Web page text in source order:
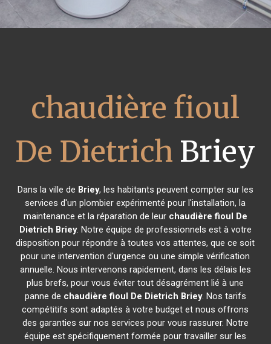
chaudière fioul
De Dietrich Briey
Dans la ville de Briey, les habitants peuvent compter sur les
services d'un plombier expérimenté pour l'installation, la
maintenance et la réparation de leur chaudière fioul De
Dietrich Briey. Notre équipe de professionnels est à votre
disposition pour répondre à toutes vos attentes, que ce soit
pour une intervention d'urgence ou une simple vérification
annuelle. Nous intervenons rapidement, dans les délais les
plus brefs, pour vous éviter tout désagrément lié à une
panne de chaudière fioul De Dietrich Briey. Nos tarifs
compétitifs sont adaptés à votre budget et nous offrons
des garanties sur nos services pour vous rassurer. Notre
équipe est spécifiquement formée pour travailler sur les